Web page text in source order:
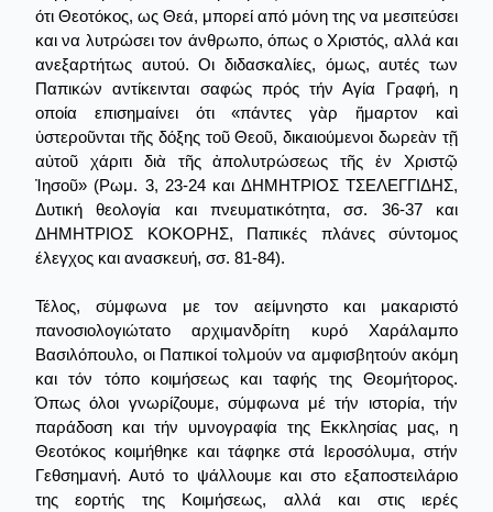
ότι Θεοτόκος, ως Θεά, μπορεί από μόνη της να μεσιτεύσει
και να λυτρώσει τον άνθρωπο, όπως ο Χριστός, αλλά και
ανεξαρτήτως αυτού. Οι διδασκαλίες, όμως, αυτές των
Παπικών αντίκεινται σαφώς πρός τήν Αγία Γραφή, η
οποία επισημαίνει ότι «πάντες γὰρ ἥμαρτον καὶ
ὑστεροῦνται τῆς δόξης τοῦ Θεοῦ, δικαιούμενοι δωρεὰν τῇ
αὐτοῦ χάριτι διὰ τῆς ἀπολυτρώσεως τῆς ἐν Χριστῷ
Ἰησοῦ» (Ρωμ. 3, 23-24 και ΔΗΜΗΤΡΙΟΣ ΤΣΕΛΕΓΓΙΔΗΣ,
Δυτική θεολογία και πνευματικότητα, σσ. 36-37 και
ΔΗΜΗΤΡΙΟΣ ΚΟΚΟΡΗΣ, Παπικές πλάνες σύντομος
έλεγχος και ανασκευή, σσ. 81-84).
Τέλος, σύμφωνα με τον αείμνηστο και μακαριστό
πανοσιολογιώτατο αρχιμανδρίτη κυρό Χαράλαμπο
Βασιλόπουλο, οι Παπικοί τολμούν να αμφισβητούν ακόμη
και τόν τόπο κοιμήσεως και ταφής της Θεομήτορος.
Όπως όλοι γνωρίζουμε, σύμφωνα μέ τήν ιστορία, τήν
παράδοση και τήν υμνογραφία της Εκκλησίας μας, η
Θεοτόκος κοιμήθηκε και τάφηκε στά Ιεροσόλυμα, στήν
Γεθσημανή. Αυτό το ψάλλουμε και στο εξαποστειλάριο
της εορτής της Κοιμήσεως, αλλά και στις ιερές